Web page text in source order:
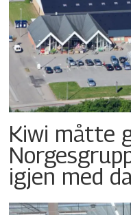
Kiwi måtte
igjen med